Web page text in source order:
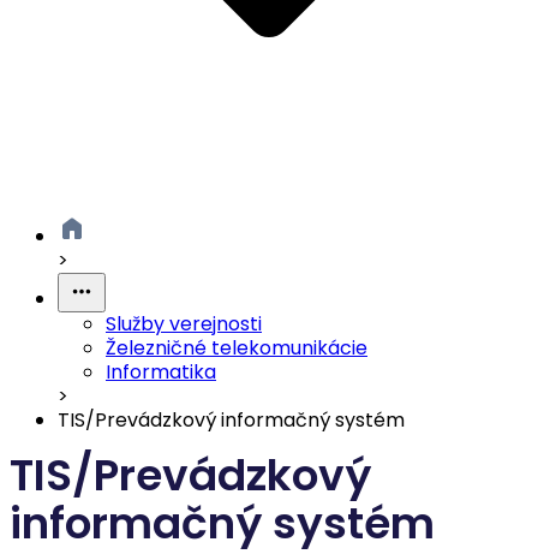
>
Služby verejnosti
Železničné telekomunikácie
Informatika
>
TIS/Prevádzkový informačný systém
TIS/Prevádzkový
informačný systém